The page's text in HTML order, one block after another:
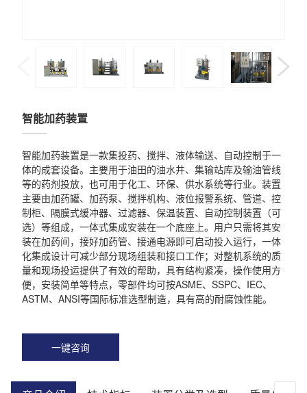
智能加药装置
智能加药装置是一款集投药、搅拌、液体输送、自动控制于一
体的成套设备。主要用于油田的油水井、集输站库及输油管线
等的药剂投放，也可用于化工、环保、供水系统等行业。装置
主要由加药罐、加药泵、搅拌机构、液位报警系统、管道、控
制柜、隔膜式缓冲器、过滤器、保温装置、自动控制装置（可
选）等组成，一体式集成安装在一个底座上。用户只需将其安
装在加药间，接好加药管、接通电源即可启动投入运行，一体
化集成设计可减少部分现场组装和接口工作；对整机系统的质
量和现场投运提供了有效的帮助，具有结构紧凑，操作使用方
便，安装简单等特点，零部件均可按ASME、SSPC、IEC、
ASTM、ANSI等国际标准选型制造，具有高的耐腐蚀性能。
一键咨询